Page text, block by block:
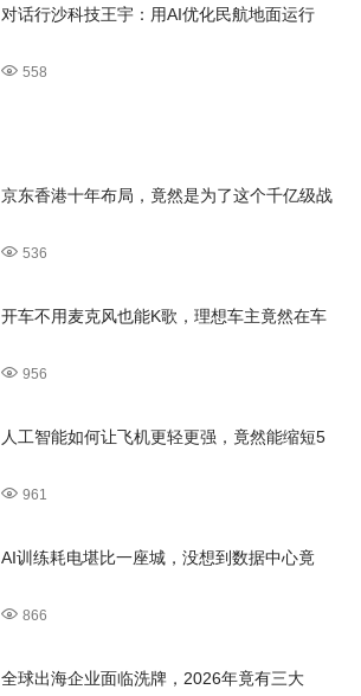
对话行沙科技王宇：用AI优化民航地面运行
558
京东香港十年布局，竟然是为了这个千亿级战
536
开车不用麦克风也能K歌，理想车主竟然在车
956
人工智能如何让飞机更轻更强，竟然能缩短5
961
AI训练耗电堪比一座城，没想到数据中心竟
866
全球出海企业面临洗牌，2026年竟有三大